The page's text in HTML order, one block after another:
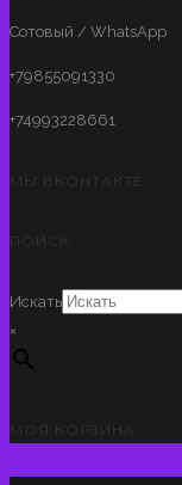
Сотовый / WhatsApp
+79855091330
+74993228661
МЫ ВКОНТАКТЕ
ПОИСК
Искать
×
МОЯ КОРЗИНА